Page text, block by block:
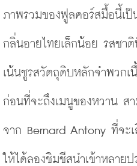
ภาพรวมของฟูลคอร์สมื้อนี้เป็
กลิ่นอายไทยเล็กน้อย รสชา
เน้นชูรสวัตถุดิบหลักจำพวกเ
ก่อนที่จะถึงเมนูของหวาน ส
จาก Bernard Antony ที่จะ
ให้ได้ลองชิมชีสนำเข้าหลาย